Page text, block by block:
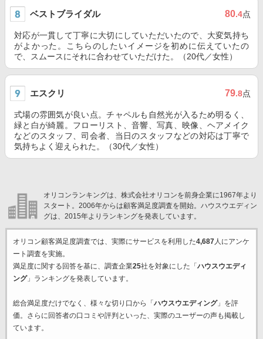
ベストブライダル 80.4点
対応が一貫して丁寧に大切にしていただいたので、大変気持ち
がよかった。こちらのしたいイメージを初めに伝えていたの
で、スムースにそれに合わせていただけた。（20代／女性）
エスクリ 79.8点
式場の雰囲気が良い点。チャペルも自然光が入るため明るく、
緑と白が綺麗。フローリスト、音響、写真、映像、ヘアメイク
などのスタッフ、司会者、当日のスタッフなどの対応は丁寧で
気持ちよく迎えられた。（30代／女性）
オリコンランキングは、株式会社オリコンを前身企業に1967年より
スタート。2006年からは顧客満足度調査を開始。ハウスウエディン
グは、2015年よりランキングを発表しています。
オリコン顧客満足度調査では、実際にサービスを利用した4,687人にアンケ
ート調査を実施。
満足度に関する回答を基に、調査企業25社を対象にした「 ハウスウエディ
ング」ランキングを発表しています。
総合満足度だけでなく、様々な切り口から「 ハウスウエディング」を評
価。さらに回答者の口コミや評判といった、実際のユーザーの声も掲載し
ています。